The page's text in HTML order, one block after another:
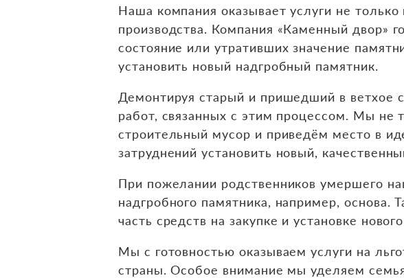
Наша компания оказывает услуги не
производства. Компания «Каменный двор»
состояние или утративших значение
установить новый надгробный памятник.
Демонтируя старый и пришедший в ветхое
работ, связанных с этим процессом. Мы не
строительный мусор и приведём место в
затруднений установить новый,
При пожелании родственников умершего
надгробного памятника, например, основа.
часть средств на закупке и установке
Мы с готовностью оказываем услуги на
страны. Особое внимание мы уделяем